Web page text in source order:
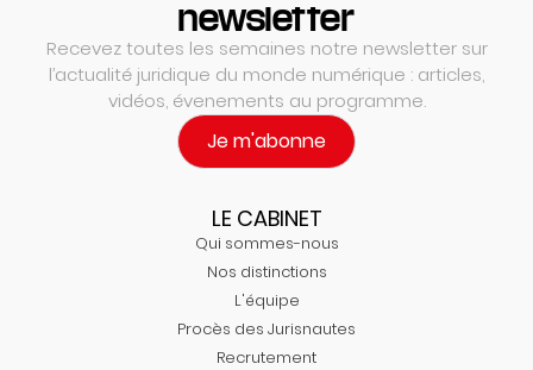
newsletter
Recevez toutes les semaines notre newsletter sur
l’actualité juridique du monde numérique : articles,
vidéos, évenements au programme.
Je m'abonne
LE CABINET
Qui sommes-nous
Nos distinctions
L'équipe
Procès des Jurisnautes
Recrutement